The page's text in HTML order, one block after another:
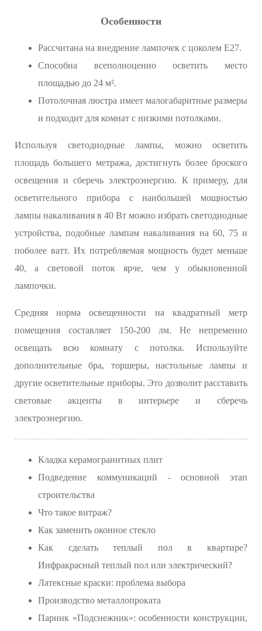
Особенности
Рассчитана на внедрение лампочек с цоколем E27.
Способна всеполноценно осветить место
площадью до 24 м².
Потолочная люстра имеет малогабаритные размеры
и подходит для комнат с низкими потолками.
Используя светодиодные лампы, можно осветить
площадь большего метража, достигнуть более броского
освещения и сберечь электроэнергию. К примеру, для
осветительного прибора с наибольшей мощностью
лампы накаливания в 40 Вт можно избрать светодиодные
устройства, подобные лампам накаливания на 60, 75 и
поболее ватт. Их потребляемая мощность будет меньше
40, а световой поток ярче, чем у обыкновенной
лампочки.
Средняя норма освещенности на квадратный метр
помещения составляет 150-200 лм. Не непременно
освещать всю комнату с потолка. Используйте
дополнительные бра, торшеры, настольные лампы и
другие осветительные приборы. Это дозволит расставить
световые акценты в интерьере и сберечь
электроэнергию.
Кладка керамогранитных плит
Подведение коммуникаций - основной этап
строительства
Что такое витраж?
Как заменить оконное стекло
Как сделать теплый пол в квартире?
Инфракрасный теплый пол или электрический?
Латексные краски: проблема выбора
Производство металлопроката
Парник «Подснежник»: особенности конструкции,